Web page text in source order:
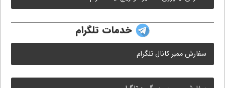
خدمات تلگرام
سفارش ممبر کانال تلگرام